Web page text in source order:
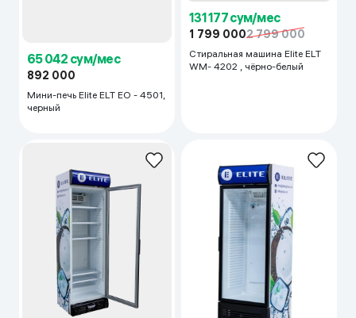
65 042 сум/мес
892 000
Мини-печь Elite ELT EO - 4501,
черный
131 177 сум/мес
1 799 0002 799 000
WM- 4202 , чёрно-белый